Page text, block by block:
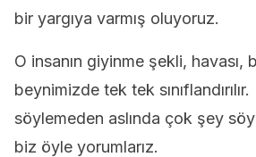
bir yargıya varmış oluyoruz.
O insanın giyinme şekli,
beynimizde tek tek
söylemeden aslında çok şey
biz öyle yorumlarız.